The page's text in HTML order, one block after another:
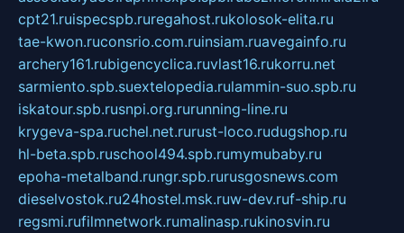
cpt21.ruispecspb.ruregahost.rukolosok-elita.ru
tae-kwon.ruconsrio.com.ruinsiam.ruavegainfo.ru
archery161.rubigencyclica.ruvlast16.rukorru.net
sarmiento.spb.suextelopedia.rulammin-suo.spb.ru
iskatour.spb.rusnpi.org.rurunning-line.ru
krygeva-spa.ruchel.net.rurust-loco.rudugshop.ru
hl-beta.spb.ruschool494.spb.rumymubaby.ru
epoha-metalband.rungr.spb.rurusgosnews.com
dieselvostok.ru24hostel.msk.ruw-dev.ruf-ship.ru
regsmi.rufilmnetwork.rumalinasp.rukinosvin.ru